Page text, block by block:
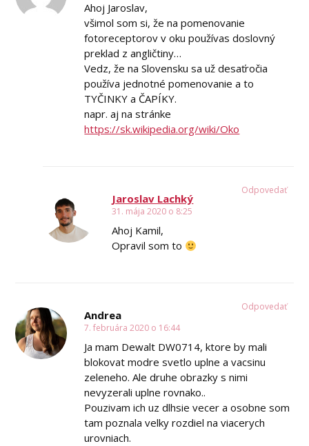
Ahoj Jaroslav,
všimol som si, že na pomenovanie
fotoreceptorov v oku používas doslovný
preklad z angličtiny…
Vedz, že na Slovensku sa už desaťročia
používa jednotné pomenovanie a to
TYČINKY a ČAPÍKY.
napr. aj na stránke
https://sk.wikipedia.org/wiki/Oko
Jaroslav Lachký
31. mája 2020 o 8:25
Ahoj Kamil,
Opravil som to
Odpovedať
Andrea
7. februára 2020 o 16:44
Ja mam Dewalt DW0714, ktore by mali
blokovat modre svetlo uplne a vacsinu
zeleneho. Ale druhe obrazky s nimi
nevyzerali uplne rovnako..
Pouzivam ich uz dlhsie vecer a osobne som
tam poznala velky rozdiel na viacerych
urovniach.
Odpovedať